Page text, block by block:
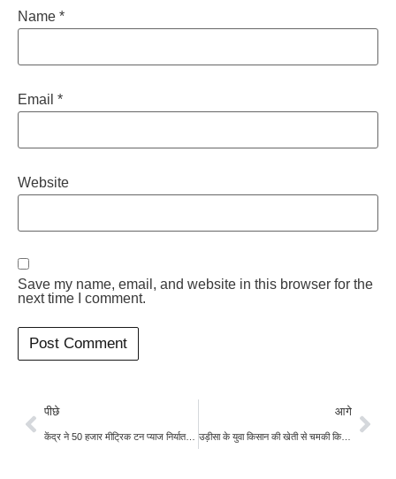
Name *
Email *
Website
Save my name, email, and website in this browser for the
next time I comment.
पीछे
केंद्र ने 50 हजार मीट्रिक टन प्याज निर्यात को दी मंजूरी
आगे
उड़ीसा के युवा किसान की खेती से चमकी किस्मत